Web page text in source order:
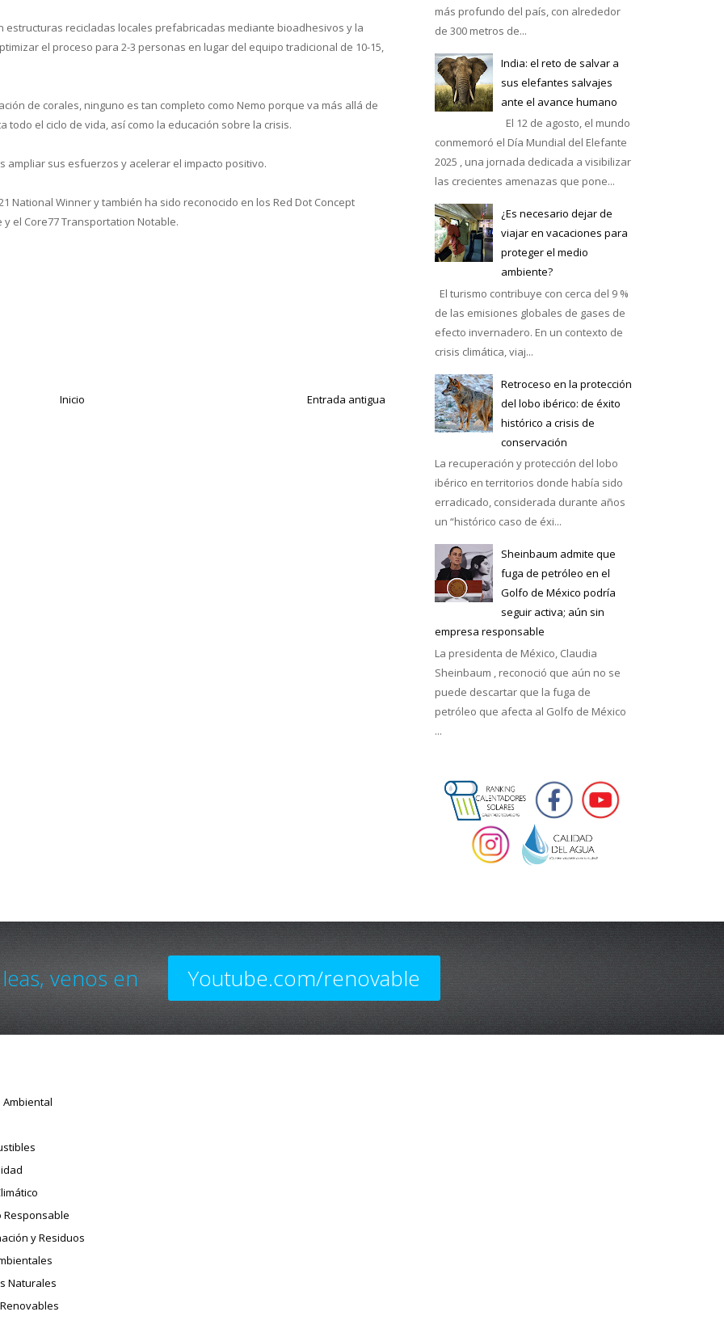
estructuras recicladas locales prefabricadas mediante bioadhesivos y la
el proceso para 2-3 personas en lugar del equipo tradicional de 10-15,
de corales, ninguno es tan completo como Nemo porque va más allá de
el ciclo de vida, así como la educación sobre la crisis.
sus esfuerzos y acelerar el impacto positivo.
National Winner y también ha sido reconocido en los Red Dot Concept
y el Core77 Transportation Notable.
Entrada antigua
Inicio
más profundo del país, con alrededor
de 300 metros de...
India: el reto de salvar a
sus elefantes salvajes
ante el avance humano
El 12 de agosto, el mundo
conmemoró el Día Mundial del Elefante
2025 , una jornada dedicada a visibilizar
las crecientes amenazas que pone...
¿Es necesario dejar de
viajar en vacaciones para
proteger el medio
ambiente?
El turismo contribuye con cerca del 9 %
de las emisiones globales de gases de
efecto invernadero. En un contexto de
crisis climática, viaj...
Retroceso en la protección
del lobo ibérico: de éxito
histórico a crisis de
conservación
La recuperación y protección del lobo
ibérico en territorios donde había sido
erradicado, considerada durante años
un “histórico caso de éxi...
Sheinbaum admite que
fuga de petróleo en el
Golfo de México podría
seguir activa; aún sin
empresa responsable
La presidenta de México, Claudia
Sheinbaum , reconoció que aún no se
puede descartar que la fuga de
petróleo que afecta al Golfo de México
...
venos en Youtube.com/renovable
Ambiental
Responsable
y Residuos
Naturales